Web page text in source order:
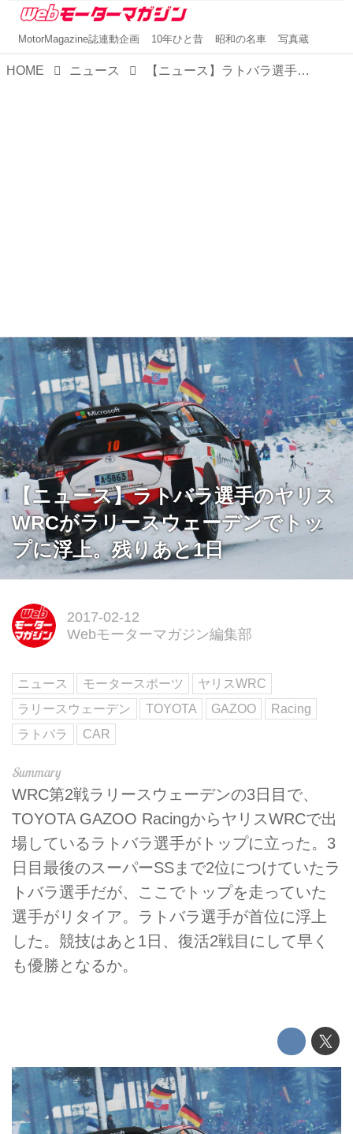
MotorMagazine誌連動企画 10年ひと昔 昭和の名車 写真蔵
HOME ニュース 【ニュース】ラトバラ選手のヤリスWRCがラリースウェーデンでトップに浮上。残りあと1日
【ニュース】ラトバラ選手のヤリス
WRCがラリースウェーデンでトッ
プに浮上。残りあと1日
2017-02-12
Webモーターマガジン編集部
ニュース モータースポーツ
ヤリスWRC
ラリースウェーデン
TOYOTA GAZOO
Racing
ラトバラ
CAR
WRC第2戦ラリースウェーデンの3日目で、
TOYOTA GAZOO RacingからヤリスWRCで出
場しているラトバラ選手がトップに立った。3
日目最後のスーパーSSまで2位につけていたラ
トバラ選手だが、ここでトップを走っていた
選手がリタイア。ラトバラ選手が首位に浮上
した。競技はあと1日、復活2戦目にして早く
も優勝となるか。